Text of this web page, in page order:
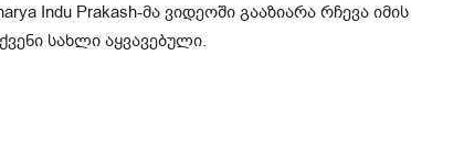
Indu Prakash-მა ვიდეოში გააზიარა რჩევა იმის
სახლი აყვავებული.